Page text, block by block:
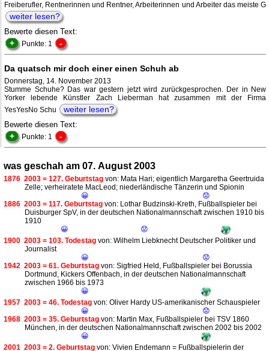
Freiberufler, Rentnerinnen und Rentner, Arbeiterinnen und Arbeiter das meiste G
weiter lesen?
Bewerte diesen Text:
+ Punkte: 1 -
Da quatsch mir doch einer einen Schuh ab
Donnerstag, 14. November 2013
Stumme Schuhe? Das war gestern jetzt wird zurückgesprochen. Der in New
Yorker lebende Künstler Zach Lieberman hat zusammen mit der Firma
YesYesNo Schu
weiter lesen?
Bewerte diesen Text:
+ Punkte: 1 -
was geschah am 07. August 2003
1876 2003 = 127. Geburtstag von: Mata Hari; eigentlich Margaretha Geertruida
Zelle; verheiratete MacLeod; niederländische Tänzerin und Spionin
😀
😟
1886 2003 = 117. Geburtstag von: Lothar Budzinski-Kreth, Fußballspieler bei
Duisburger SpV, in der deutschen Nationalmannschaft zwischen 1910 bis
1910
😀
😟
1900 2003 = 103. Todestag von: Wilhelm Liebknecht Deutscher Politiker und
Journalist
😀
😟
1942 2003 = 61. Geburtstag von: Sigfried Held, Fußballspieler bei Borussia
Dortmund, Kickers Offenbach, in der deutschen Nationalmannschaft
zwischen 1966 bis 1973
😀
1957 2003 = 46. Todestag von: Oliver Hardy US-amerikanischer Schauspieler
😀
😟
1968 2003 = 35. Geburtstag von: Martin Max, Fußballspieler bei TSV 1860
München, in der deutschen Nationalmannschaft zwischen 2002 bis 2002
😀
2001 2003 = 2. Geburtstag von: Vivien Endemann = Fußballspielerin der